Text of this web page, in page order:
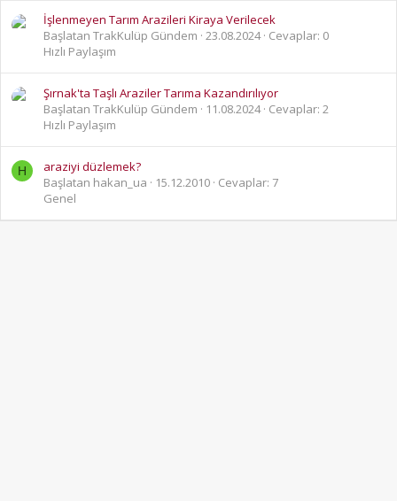
İşlenmeyen Tarım Arazileri Kiraya Verilecek
Başlatan TrakKulüp Gündem 23.08.2024 Cevaplar: 0
Hızlı Paylaşım
Şırnak'ta Taşlı Araziler Tarıma Kazandırılıyor
Başlatan TrakKulüp Gündem
11.08.2024 Cevaplar: 2
Hızlı Paylaşım
H
araziyi düzlemek?
Başlatan hakan_ua
15.12.2010 Cevaplar: 7
Genel